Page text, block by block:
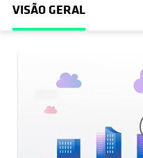
VISÃO GERAL